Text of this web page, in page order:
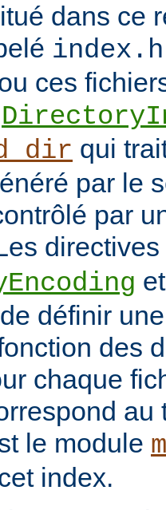
dans ce
ces
qui
par le
par
directives
définir
des
chaque
au
le module
index.